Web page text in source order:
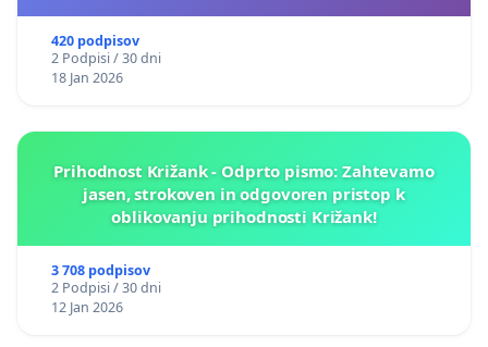
420 podpisov
2 Podpisi / 30 dni
18 Jan 2026
Prihodnost Križank - Odprto pismo: Zahtevamo
jasen, strokoven in odgovoren pristop k
oblikovanju prihodnosti Križank!
3 708 podpisov
2 Podpisi / 30 dni
12 Jan 2026